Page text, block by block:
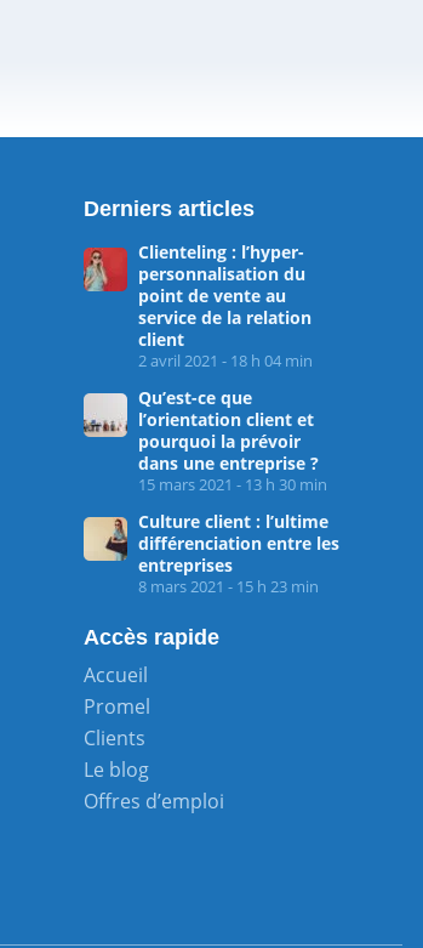
Derniers articles
Clienteling : l’hyper-
personnalisation du
point de vente au
service de la relation
client
2 avril 2021 - 18 h 04 min
Qu’est-ce que
l’orientation client et
pourquoi la prévoir
dans une entreprise ?
15 mars 2021 - 13 h 30 min
Culture client : l’ultime
différenciation entre les
entreprises
8 mars 2021 - 15 h 23 min
Accès rapide
Accueil
Promel
Clients
Le blog
Offres d’emploi